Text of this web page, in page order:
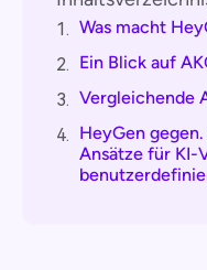
1. Was macht
2. Ein Blick auf
3. Vergleichende
4. HeyGen
Ansätze für KI-